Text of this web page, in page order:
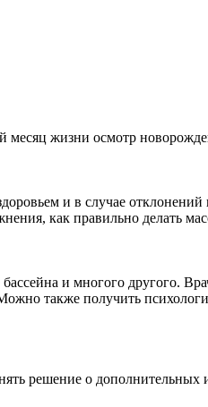
жизни осмотр
и в случае
как правильно делать
и многого другого.
также получить
решение о дополнительных